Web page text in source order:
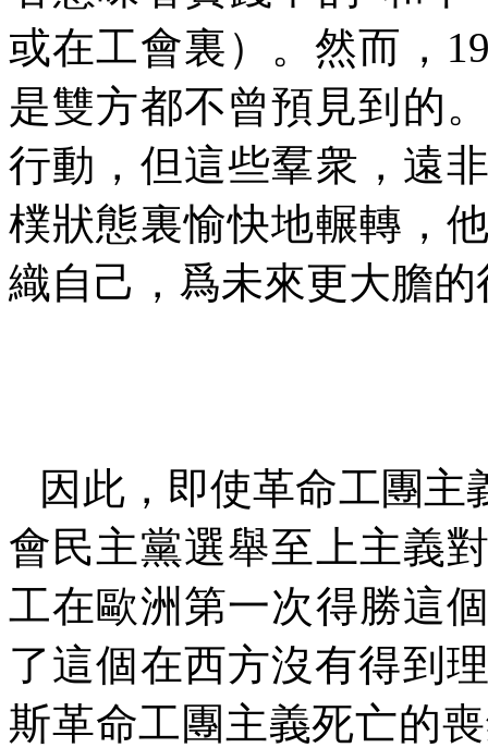
或在工會裏）。然而，
是雙方都不曾預見到的
行動，但這些羣衆，遠
樸狀態裏愉快地輾轉，
織自己，爲未來更大膽
因此，即使革命工團主
會民主黨選舉至上主義
工在歐洲第一次得勝這
了這個在西方沒有得到
斯革命工團主義死亡的